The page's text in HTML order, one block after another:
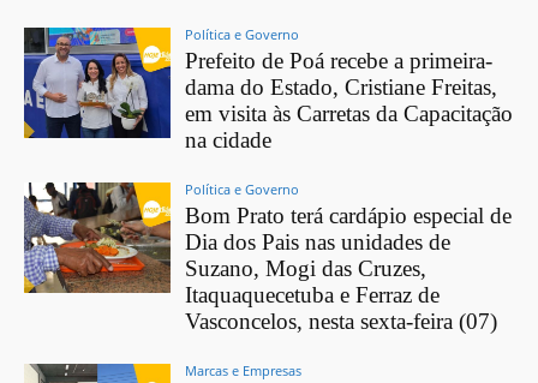
Política e Governo
Prefeito de Poá recebe a primeira-
dama do Estado, Cristiane Freitas,
em visita às Carretas da Capacitação
na cidade
Política e Governo
Bom Prato terá cardápio especial de
Dia dos Pais nas unidades de
Suzano, Mogi das Cruzes,
Itaquaquecetuba e Ferraz de
Vasconcelos, nesta sexta-feira (07)
Marcas e Empresas